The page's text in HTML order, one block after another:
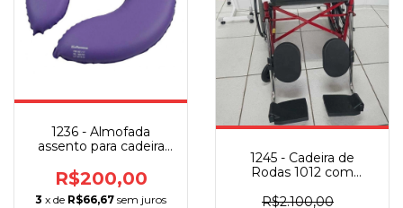
1236 - Almofada
assento para cadeira
PVC
R$200,00
3 x de R$66,67 sem juros
1245 - Cadeira de
Rodas 1012 com
Panturrilha
R$2.100,00